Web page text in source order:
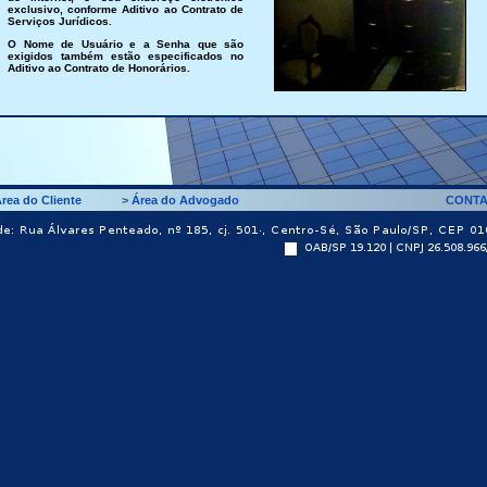
exclusivo, conforme Aditivo ao Contrato de
Serviços Jurídicos.
O Nome de Usuário e a Senha que são
exigidos também estão especificados no
Aditivo ao Contrato de Honorários.
do Cliente > Área do Advogado